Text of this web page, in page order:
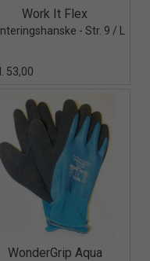
Quick View+
Work It Flex
- Str. 9 / L
53,00
Quick View+
WonderGrip Aqua